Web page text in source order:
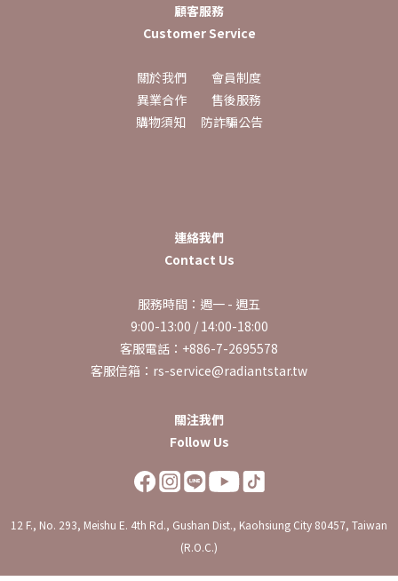
顧客服務
Customer Service
關於我們
會員制度
異業合作
售後服務
購物須知
防詐騙公告
連絡我們
Contact Us
服務時間：週一 - 週五
9:00-13:00 / 14:00-18:00
客服電話：+886-7-2695578
客服信箱：rs-service@radiantstar.tw
關注我們
Follow Us
12 F., No. 293, Meishu E. 4th Rd., Gushan Dist., Kaohsiung City 80457, Taiwan
(R.O.C.)